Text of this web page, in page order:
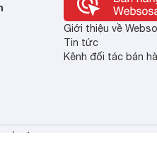
Giới thiệu về
Tin tức
Kênh đối tác bán
phần So Sánh Việt Nam